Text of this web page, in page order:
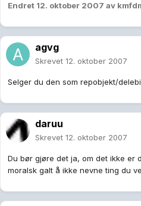
Endret 12. oktober 2007 av
agvg
Skrevet 12. oktober 2007
Selger du den som repobjekt/
daruu
Skrevet 12. oktober 2007
Du bør gjøre det ja, om det ikke er
moralsk galt å ikke nevne ting du